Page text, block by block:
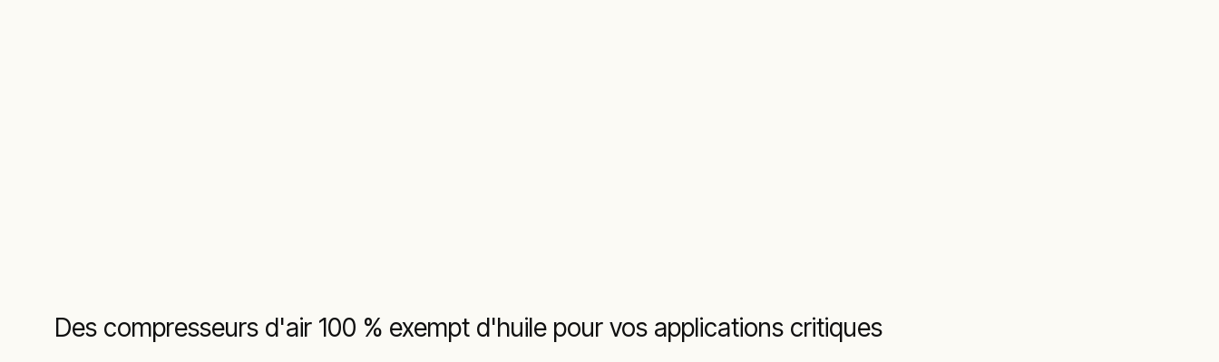
Des compresseurs d'air 100 % exempt d'huile pour vos applications critiques